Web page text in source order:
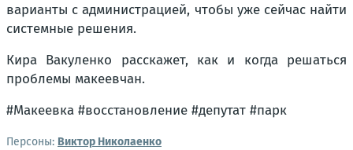
варианты с администрацией, чтобы уже сейчас найти
системные решения.
Кира Вакуленко расскажет, как и когда решаться
проблемы макеевчан.
#Макеевка #восстановление #депутат #парк
Персоны: Виктор Николаенко